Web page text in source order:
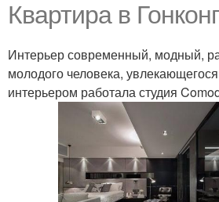
Квартира в
Интерьер современный, модный,
молодого человека,
интерьером работала студия